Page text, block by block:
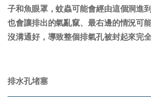
子和魚眼罩，蚊蟲可能會經由這個洞進
也會讓排出的氣亂竄、最右邊的情況可
沒溝通好，導致整個排氣孔被封起來完全
排水孔堵塞